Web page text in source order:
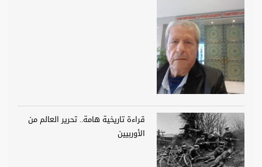
قراءة تاريخية هامة.. تحرير العالم من
الأوربيين